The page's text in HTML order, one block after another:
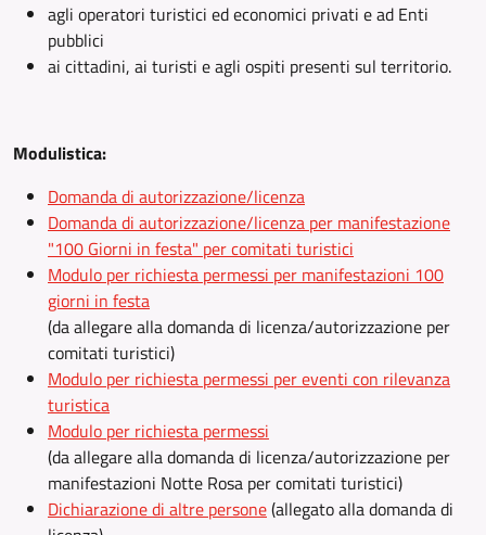
agli operatori turistici ed economici privati e ad Enti
pubblici
ai cittadini, ai turisti e agli ospiti presenti sul territorio.
Modulistica:
Domanda di autorizzazione/licenza
Domanda di autorizzazione/licenza per manifestazione
"100 Giorni in festa" per comitati turistici
Modulo per richiesta permessi per manifestazioni 100
giorni in festa
(da allegare alla domanda di licenza/autorizzazione per
comitati turistici)
Modulo per richiesta permessi per eventi con rilevanza
turistica
Modulo per richiesta permessi
(da allegare alla domanda di licenza/autorizzazione per
manifestazioni Notte Rosa per comitati turistici)
Dichiarazione di altre persone(allegato alla domanda di